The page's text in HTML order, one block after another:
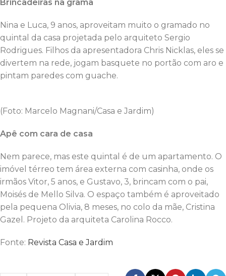
Brincadeiras na grama
Nina e Luca, 9 anos, aproveitam muito o gramado no
quintal da casa projetada pelo arquiteto Sergio
Rodrigues. Filhos da apresentadora Chris Nicklas, eles se
divertem na rede, jogam basquete no portão com aro e
pintam paredes com guache.
(Foto: Marcelo Magnani/Casa e Jardim)
Apê com cara de casa
Nem parece, mas este quintal é de um apartamento. O
imóvel térreo tem área externa com casinha, onde os
irmãos Vitor, 5 anos, e Gustavo, 3, brincam com o pai,
Moisés de Mello Silva. O espaço também é aproveitado
pela pequena Olivia, 8 meses, no colo da mãe, Cristina
Gazel. Projeto da arquiteta Carolina Rocco.
Fonte: Revista Casa e Jardim